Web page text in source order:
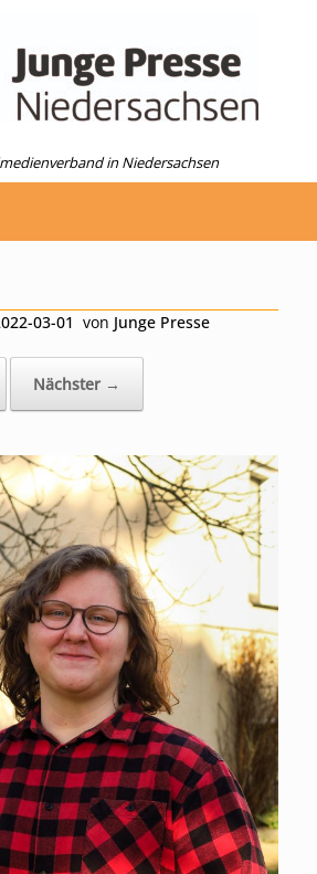
in Niedersachsen
03-01 von Junge Presse
Nächster →